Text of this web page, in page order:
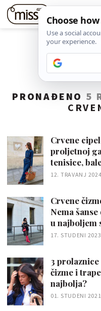
PRONAĐENO 5
Crvene
proljetnoj
tenisice,
12. TRAVANJ
Crvene
Nema
u najboljem
17. STUDENI
3
čizme i
najbolja?
01. STUDENI